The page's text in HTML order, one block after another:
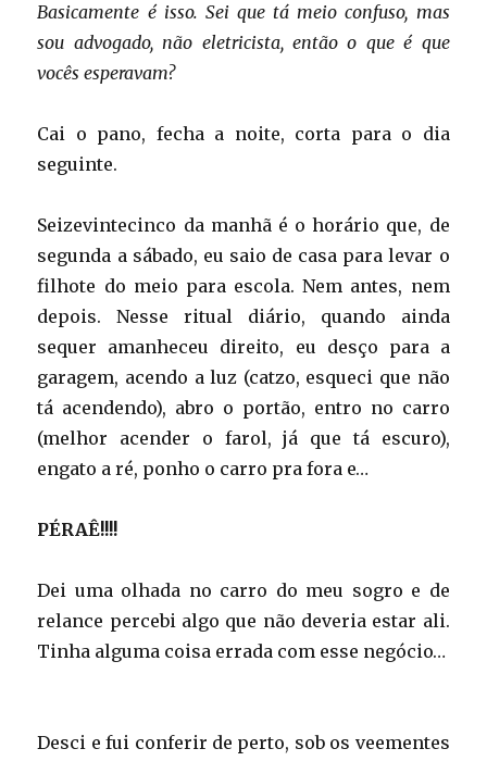
Basicamente é isso. Sei que tá meio confuso, mas
sou advogado, não eletricista, então o que é que
vocês esperavam?
Cai o pano, fecha a noite, corta para o dia
seguinte.
Seizevintecinco da manhã é o horário que, de
segunda a sábado, eu saio de casa para levar o
filhote do meio para escola. Nem antes, nem
depois. Nesse ritual diário, quando ainda
sequer amanheceu direito, eu desço para a
garagem, acendo a luz (catzo, esqueci que não
tá acendendo), abro o portão, entro no carro
(melhor acender o farol, já que tá escuro),
engato a ré, ponho o carro pra fora e…
PÉRAÊ!!!!
Dei uma olhada no carro do meu sogro e de
relance percebi algo que não deveria estar ali.
Tinha alguma coisa errada com esse negócio…
Desci e fui conferir de perto, sob os veementes